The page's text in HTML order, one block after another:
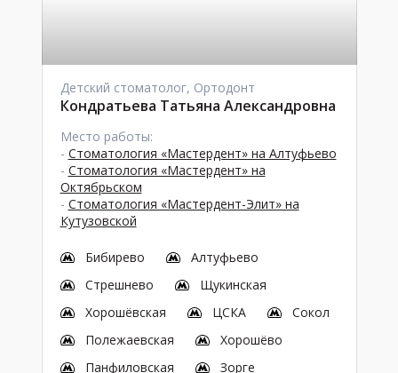
Детский стоматолог, Ортодонт
Кондратьева Татьяна Александровна
Место работы:
- Стоматология «Мастердент» на Алтуфьево
- Стоматология «Мастердент» на
Октябрьском
- Стоматология «Мастердент-Элит» на
Кутузовской
Бибирево
Алтуфьево
Стрешнево
Щукинская
Хорошёвская
ЦСКА
Сокол
Полежаевская
Хорошёво
Панфиловская
Зорге